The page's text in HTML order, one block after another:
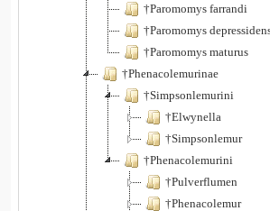
†Paromomys farrandi
†Paromomys
†Paromomys maturus
†Phenacolemurinae
†Simpsonlemurini
†Elwynella
†Simpsonlemur
†Phenacolemurini
†Pulverflumen
†Phenacolemur